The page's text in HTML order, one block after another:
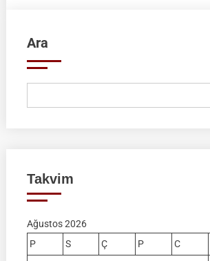
Ara
Takvim
Ağustos 2026
P
S Ç P C